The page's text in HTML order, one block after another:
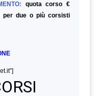
quota corso €
per due o più corsisti